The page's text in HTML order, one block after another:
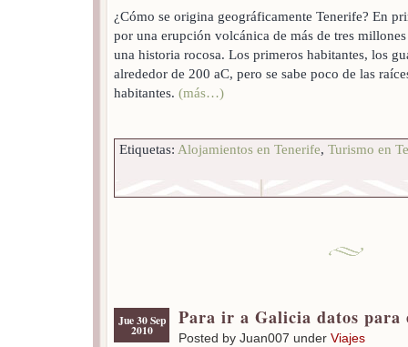
¿Cómo se origina geográficamente Tenerife? En
por una erupción volcánica de más de tres
una historia rocosa. Los primeros habitantes, los
alrededor de 200 aC, pero se sabe poco de las
habitantes. (más…)
Etiquetas: Alojamientos en Tenerife, Turismo en
Jue 30 Sep
2010
Para ir a Galicia datos para
Posted by Juan007 under Viajes